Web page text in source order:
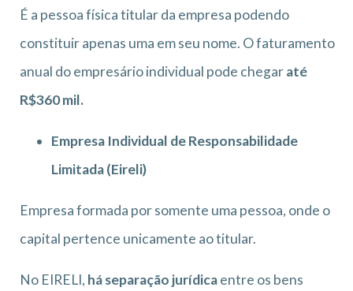
É a pessoa física titular da empresa podendo
constituir apenas uma em seu nome. O faturamento
anual do empresário individual pode chegaraté
R$360 mil.
Empresa Individual de Responsabilidade
Limitada (Eireli)
Empresa formada por somente uma pessoa, onde o
capital pertence unicamente ao titular.
No EIRELI, há separação jurídicaentre os bens